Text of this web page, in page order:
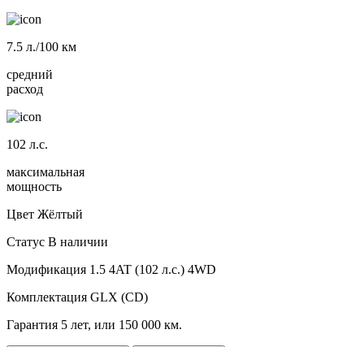
7.5 л./100 км
средний
расход
102 л.с.
максимальная
мощность
Цвет Жёлтый
Статус В наличии
Модификация 1.5 4AT (102 л.с.) 4WD
Комплектация GLX (CD)
Гарантия 5 лет, или 150 000 км.